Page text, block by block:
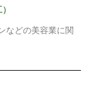
などの美容業に関